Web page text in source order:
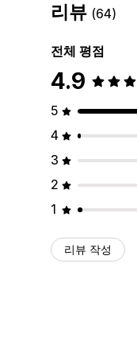
리뷰 (64)
전체 평점
4.9
5
4
3
2
1
리뷰 작성